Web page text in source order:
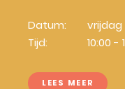
Datum:
Tijd:
vrijdag
10:00 -
LEES MEER